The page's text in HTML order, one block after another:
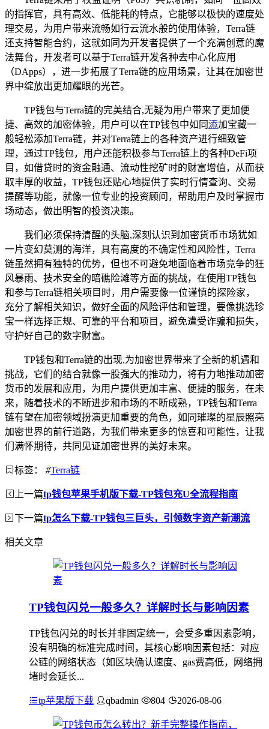
的指挥官，具有高效、低能耗的特点，它能够以极快的速度处
理交易，为用户带来流畅如行云流水般的使用体验，Terra链
还支持智能合约，这就如同为开发者提供了一个充满创意的魔
法舞台，开发者可以基于Terra链开发各种去中心化应用
（DApps），进一步拓展了Terra链的应用场景，让其在加密世
界中绽放出更加耀眼的光芒。
TP钱包与Terra链的完美结合,无疑为用户带来了更加便
捷、高效的加密体验，用户可以在TP钱包中如同添加宝藏一
般轻松添加Terra链，并对Terra链上的各种资产进行细致管
理，通过TP钱包，用户还能积极参与Terra链上的各种DeFi项
目，如借贷时的资金融通、流动性挖矿时的财富增值，从而获
取丰厚的收益，TP钱包还贴心地提供了实时行情查询、交易
提醒等功能，就像一位专业的投资顾问，帮助用户及时掌握市
场动态，做出明智的投资决策。
我们必须保持清醒的头脑,深刻认识到加密货币市场犹如
一片变幻莫测的海洋，具有高度的不确定性和风险性，Terra
链虽然拥有独特的优势，但也不可避免地面临着市场竞争的狂
风暴雨、技术安全的暗礁险滩等方面的挑战，在使用TP钱包
和参与Terra链相关项目时，用户需要像一位谨慎的探险家，
充分了解相关知识，做好全面的风险评估和管理，要像挑选珍
宝一样选择正规、可靠的平台和项目，避免遭受诈骗和损失，
守护好自己的数字财富。
TP钱包和Terra链的出现,为加密世界带来了全新的机遇和
挑战，它们的结合就像一股强大的推动力，将有力地推动加密
货币的发展和应用，为用户提供更加丰富、便捷的服务，在未
来，随着技术的不断进步和市场的不断成熟，TP钱包和Terra
链有望在加密领域扮演更加重要的角色，如同璀璨的星辰照亮
加密世界的前行道路，为我们带来更多的惊喜和可能性，让我
们满怀期待，共同见证加密世界的美好未来。
标签： #Terra链
上一篇tp钱包苹果手机版下载-TP钱包充U全流程指南
下一篇tp怎么下载-TP钱包三巨头，引领数字资产新潮流
相关文章
TP钱包闪兑一般多久？详解时长与影响因素
TP钱包闪兑的时长并非固定统一，会受多重因素影响，
没有明确的标准完成时间，其核心影响因素包括：对应
公链的网络状态（如区块确认速度、gas费高低，网络拥
堵时会延长...
tp苹果版下载 qbadmin 804 2026-08-06